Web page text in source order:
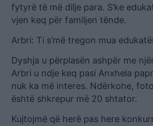
fytyrë të më dilje para. S’ke
vjen keq për familjen tënde.
Arbri: Ti s’më tregon mua
Dyshja u përplasën ashpër me
Arbri u ndje keq pasi Anxhela
nuk ka më interes. Ndërkohe,
është shkrepur më 20 shtator.
Kujtojmë që herë pas here